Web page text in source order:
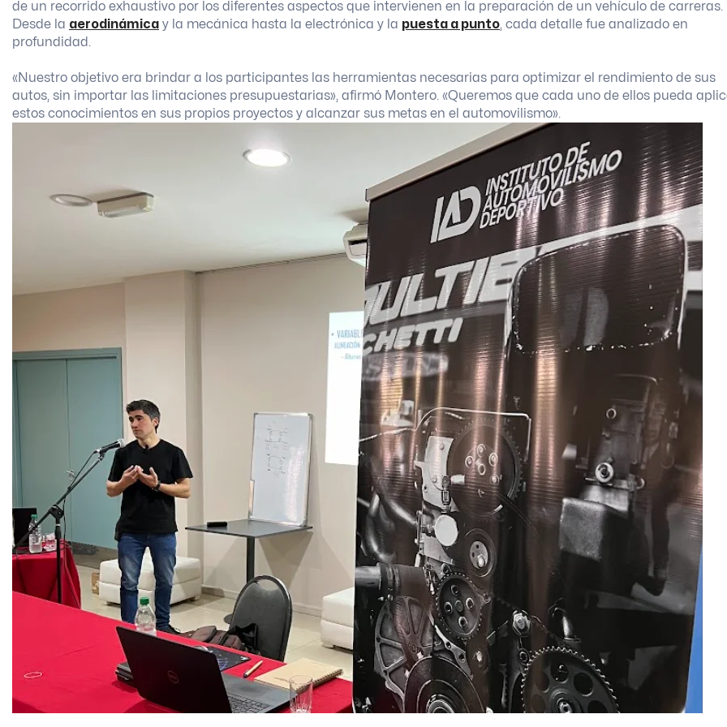
de un recorrido exhaustivo por los diferentes aspectos que intervienen en la preparación de un vehículo de carreras.
Desde la aerodinámica y la mecánica hasta la electrónica y la puesta a punto, cada detalle fue analizado en
profundidad.
«Nuestro objetivo era brindar a los participantes las herramientas necesarias para optimizar el rendimiento de sus
autos, sin importar las limitaciones presupuestarias», afirmó Montero. «Queremos que cada uno de ellos pueda
estos conocimientos en sus propios proyectos y alcanzar sus metas en el automovilismo».